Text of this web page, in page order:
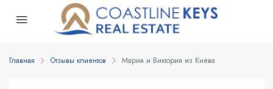
Главная Отзывы клиентов Мария и Виктория из Киева